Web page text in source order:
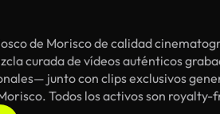
de Morisco de calidad
curada de vídeos auténticos
junto con clips exclusivos
Todos los activos son